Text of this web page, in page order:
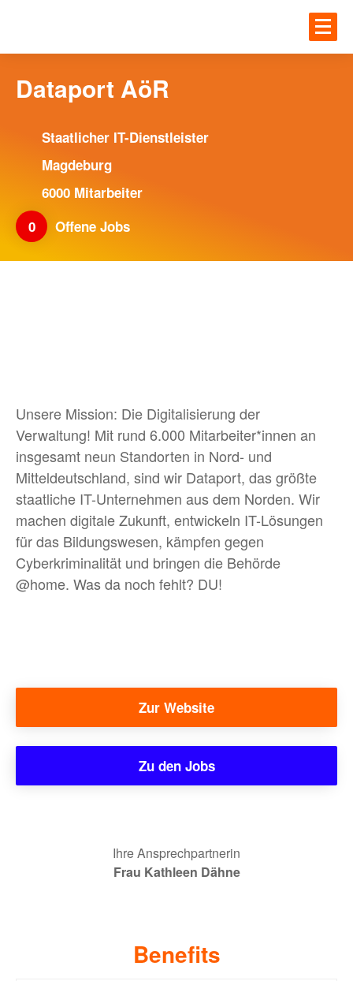
MEHR
Gesundheit
IT
Handwerk
Ingenieur und Technik
MEHR
Bewerber:innen-Card
Media
Über uns
FAQ
Dataport AöR
Staatlicher IT-Dienstleister
Magdeburg
6000 Mitarbeiter
0
Offene Jobs
Unsere Mission: Die Digitalisierung der
Verwaltung! Mit rund 6.000 Mitarbeiter*innen an
insgesamt neun Standorten in Nord- und
Mitteldeutschland, sind wir Dataport, das größte
staatliche IT-Unternehmen aus dem Norden. Wir
machen digitale Zukunft, entwickeln IT-Lösungen
für das Bildungswesen, kämpfen gegen
Cyberkriminalität und bringen die Behörde
@home. Was da noch fehlt? DU!
Zur Website
Zu den Jobs
Ihre Ansprechpartnerin
Frau Kathleen Dähne
Benefits